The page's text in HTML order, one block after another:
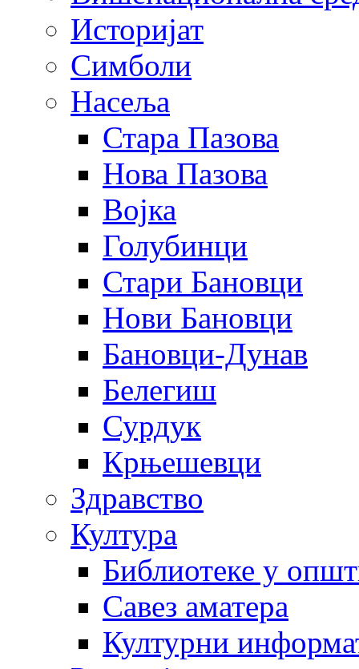
Историјат
Симболи
Насеља
Стара Пазова
Нова Пазова
Војка
Голубинци
Стари Бановци
Нови Бановци
Бановци-Дунав
Белегиш
Сурдук
Крњешевци
Здравство
Култура
Библиотеке у
Савез аматера
Културни